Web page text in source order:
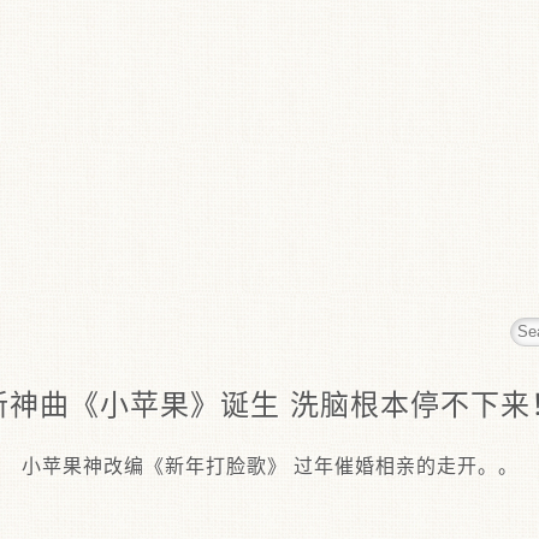
神曲《小苹果》诞生 洗脑根本停不下来
小苹果神改编《新年打脸歌》 过年催婚相亲的走开。。